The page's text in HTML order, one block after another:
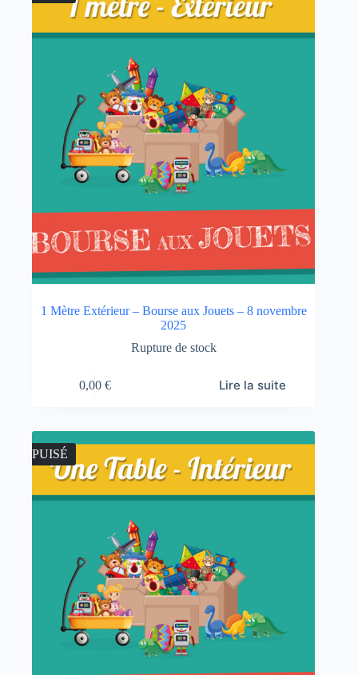
1 Mètre Extérieur – Bourse aux Jouets – 8 novembre
2025
Rupture de stock
0,00 € Lire la suite
ÉPUISÉ